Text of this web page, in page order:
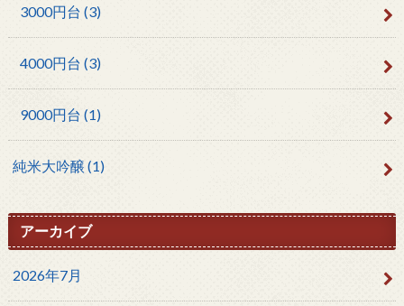
3000円台 (3)
4000円台 (3)
9000円台 (1)
純米大吟醸 (1)
アーカイブ
2026年7月